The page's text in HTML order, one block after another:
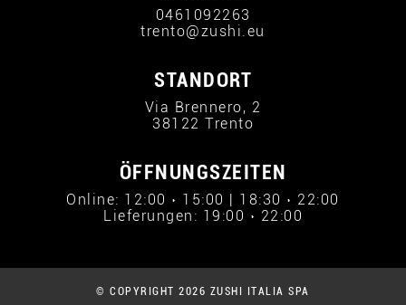
0461092263
trento@zushi.eu
STANDORT
Via Brennero, 2
38122 Trento
ÖFFNUNGSZEITEN
Online: 12:00 › 15:00 | 18:30 › 22:00
Lieferungen: 19:00 › 22:00
© COPYRIGHT 2026 ZUSHI ITALIA SPA